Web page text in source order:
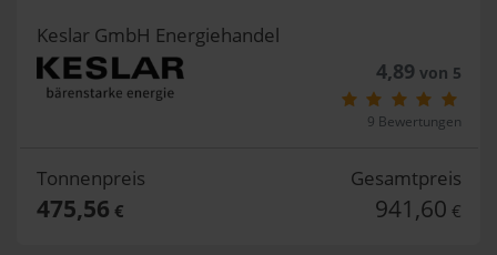
Keslar GmbH Energiehandel
4,89von 5
9 Bewertungen
Tonnenpreis
475,56 €
Gesamtpreis
941,60 €